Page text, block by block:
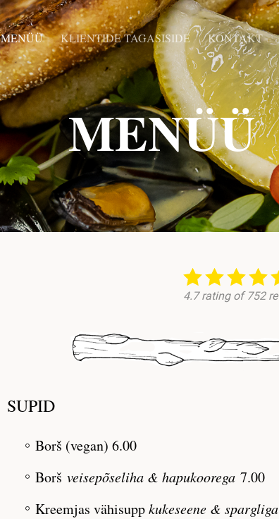
MENÜÜ KLIENTIDE TAGASISIDE KONTAKT
MENÜÜ
SUPID
Borš (vegan) 6.00
Borš veisepõseliha & hapukoorega 7.00
Kreemjas vähisuppkukeseene & spargliga